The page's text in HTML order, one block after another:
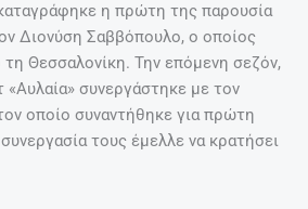
η πρώτη της παρουσία
Διονύση Σαββόπουλο, ο οποίος
τη Θεσσαλονίκη. Την επόµενη σεζόν,
συνεργάστηκε µε τον
οποίο συναντήθηκε για πρώτη
τους έμελλε να κρατήσει